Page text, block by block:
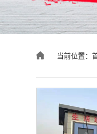
当前位置：